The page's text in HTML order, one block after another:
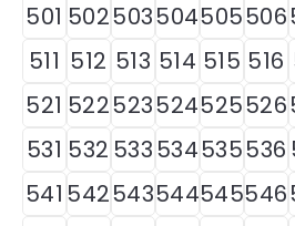
501 502503504505506
511 512 513 514 515 516
521 522523524525526
531 532 533534535536
541 542543544545546